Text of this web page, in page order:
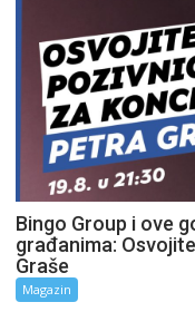
Bingo Group i ove
građanima:
Graše
Magazin